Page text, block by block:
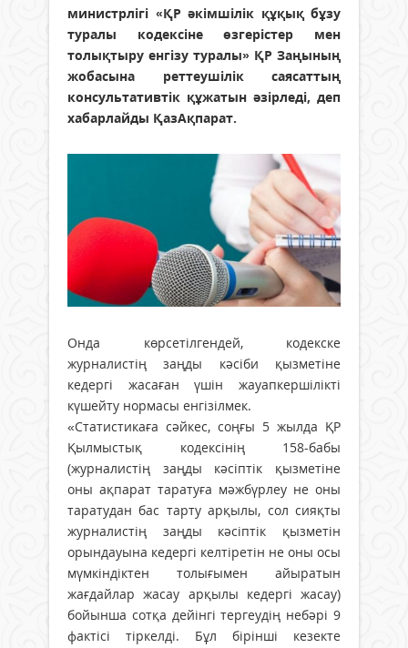
министрлігі «ҚР әкімшілік құқық бұзу
туралы кодексіне өзгерістер мен
толықтыру енгізу туралы» ҚР Заңының
жобасына реттеушілік саясаттың
консультативтік құжатын әзірледі, деп
хабарлайды ҚазАқпарат.
Онда көрсетілгендей, кодекске
журналистің заңды кәсіби қызметіне
кедергі жасаған үшін жауапкершілікті
күшейту нормасы енгізілмек.
«Статистикаға сәйкес, соңғы 5 жылда ҚР
Қылмыстық кодексінің 158-бабы
(журналистің заңды кәсіптік қызметіне
оны ақпарат таратуға мәжбүрлеу не оны
таратудан бас тарту арқылы, сол сияқты
журналистің заңды кәсіптік қызметін
орындауына кедергі келтіретін не оны осы
мүмкіндіктен толығымен айыратын
жағдайлар жасау арқылы кедергі жасау)
бойынша сотқа дейінгі тергеудің небәрі 9
фактісі тіркелді. Бұл бірінші кезекте